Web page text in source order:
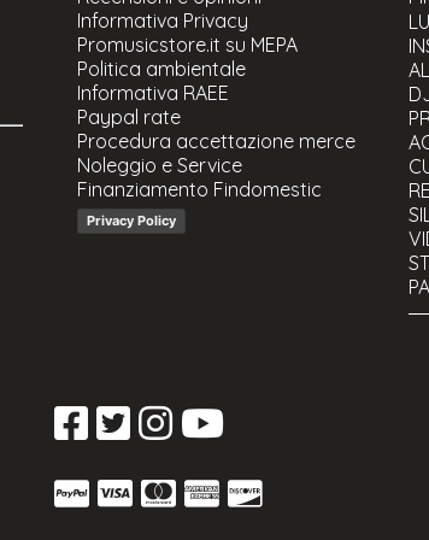
Informativa Privacy
Promusicstore.it su MEPA
Politica ambientale
Informativa RAEE
Paypal rate
Procedura accettazione merce
Noleggio e Service
Finanziamento Findomestic
Privacy Policy